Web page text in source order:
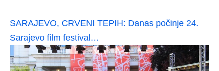
SARAJEVO, CRVENI TEPIH: Danas počinje 24.
Sarajevo film festival…